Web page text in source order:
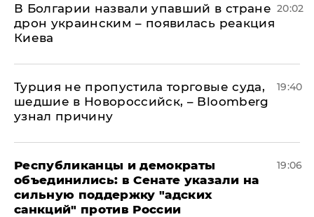
В Болгарии назвали упавший в стране
дрон украинским – появилась реакция
Киева
20:02
Турция не пропустила торговые суда,
шедшие в Новороссийск, – Bloomberg
узнал причину
19:40
Республиканцы и демократы
объединились: в Сенате указали на
сильную поддержку "адских
санкций" против России
19:06